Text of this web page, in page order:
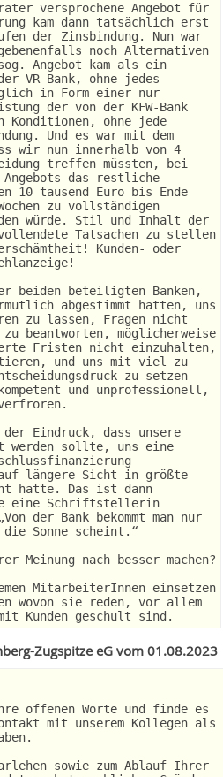
versprochene Angebot für
kam dann tatsächlich erst
der Zinsbindung. Nun war
noch Alternativen
Angebot kam als ein
VR Bank, ohne jedes
in Form einer nur
der von der KFW-Bank
Konditionen, ohne jede
Und es war mit dem
wir nun innerhalb von 4
treffen müssten, bei
Angebots das restliche
10 tausend Euro bis Ende
zu vollständigen
würde. Stil und Inhalt der
Tatsachen zu stellen
Kunden- oder
beiden beteiligten Banken,
abgestimmt hatten, uns
zu lassen, Fragen nicht
beantworten, möglicherweise
Fristen nicht einzuhalten,
und uns mit viel zu
zu setzen
und unprofessionell,
der Eindruck, dass unsere
werden sollte, uns eine
längere Sicht in größte
hätte. Das ist dann
eine Schriftstellerin
der Bank bekommt man nur
die Sonne scheint.“
Meinung nach besser machen?
MitarbeiterInnen einsetzen
wovon sie reden, vor allem
Kunden geschult sind.
Zugspitze eG vom 01.08.2023
offenen Worte und finde es
mit unserem Kollegen als
sowie zum Ablauf Ihrer